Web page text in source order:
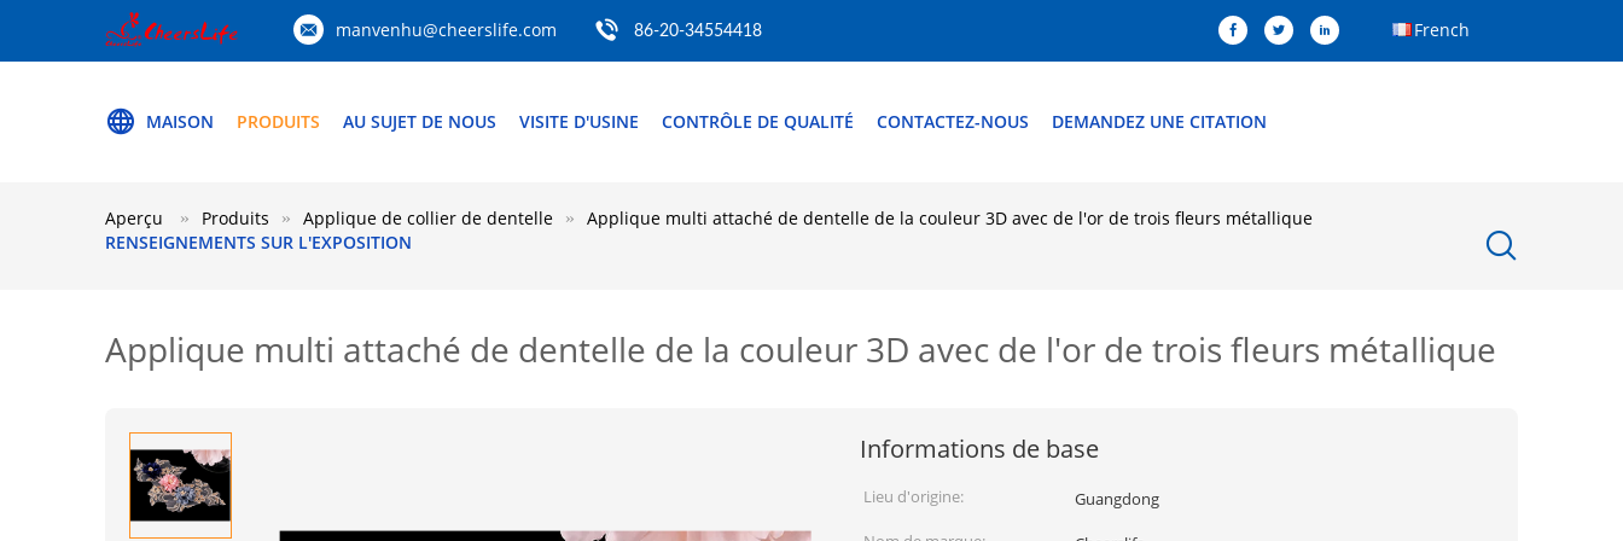
manvenhu@cheerslife.com 86-20-34554418 French
MAISON PRODUITS AU SUJET DE NOUS VISITE D'USINE CONTRÔLE DE QUALITÉ CONTACTEZ-NOUS DEMANDEZ UNE CITATION
RENSEIGNEMENTS SUR L'EXPOSITION
Aperçu Produits Applique de collier de dentelle Applique multi attaché de dentelle de la couleur 3D avec de l'or de trois fleurs métallique
Applique multi attaché de dentelle de la couleur 3D avec de l'or de trois fleurs métallique
Informations de base
Lieu d'origine:
Guangdong